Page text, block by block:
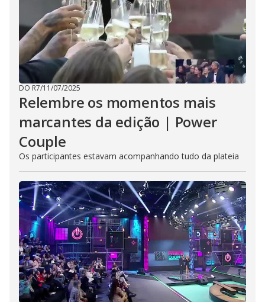
DO R7/11/07/2025
Relembre os momentos mais
marcantes da edição | Power
Couple
Os participantes estavam acompanhando tudo da plateia